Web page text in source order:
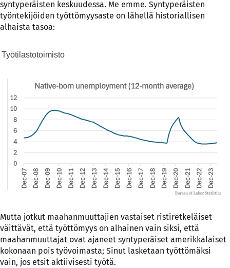
syntyperäisten keskuudessa. Me emme. Syntyperäisten
työntekijöiden työttömyysaste on lähellä historiallisen
alhaista tasoa:
Työtilastotoimisto
Mutta jotkut maahanmuuttajien vastaiset ristiretkeläiset
väittävät, että työttömyys on alhainen vain siksi, että
maahanmuuttajat ovat ajaneet syntyperäiset amerikkalaiset
kokonaan pois työvoimasta; Sinut lasketaan työttömäksi
vain, jos etsit aktiivisesti työtä.